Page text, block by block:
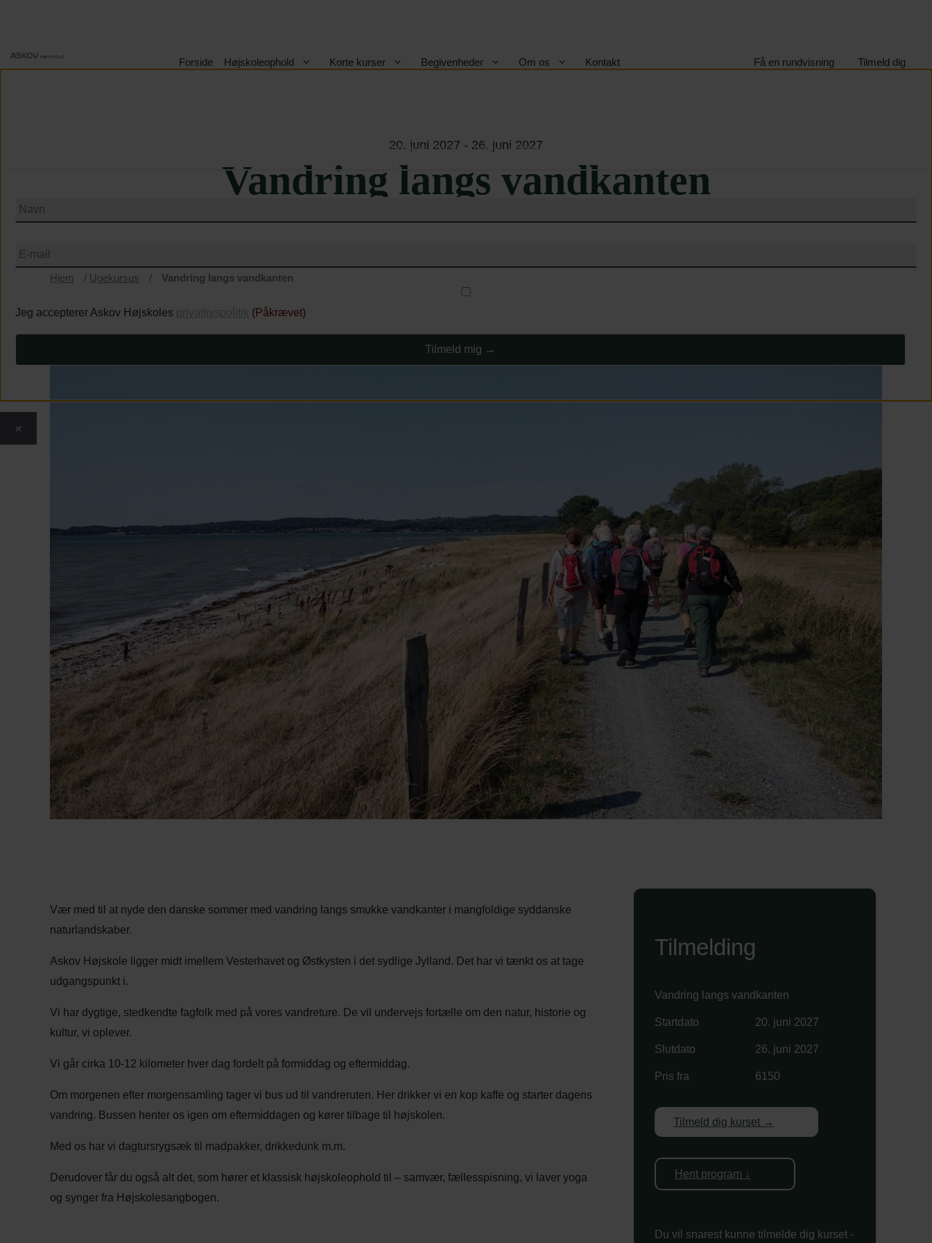
Forside
Højskoleophold Korte kurser Begivenheder Om os Kontakt Få en rundvisning Tilmeld dig
20. juni 2027 - 26. juni 2027
Vandring langs vandkanten
Hjem / Ugekursus / Vandring langs vandkanten
Vær med til at nyde den danske sommer med vandring langs smukke vandkanter i mangfoldige syddanske
naturlandskaber.
Askov Højskole ligger midt imellem Vesterhavet og Østkysten i det sydlige Jylland. Det har vi tænkt os at tage
udgangspunkt i.
Vi har dygtige, stedkendte fagfolk med på vores vandreture. De vil undervejs fortælle om den natur, historie og
kultur, vi oplever.
Vi går cirka 10-12 kilometer hver dag fordelt på formiddag og eftermiddag.
Om morgenen efter morgensamling tager vi bus ud til vandreruten. Her drikker vi en kop kaffe og starter dagens
vandring. Bussen henter os igen om eftermiddagen og kører tilbage til højskolen.
Med os har vi dagtursrygsæk til madpakker, drikkedunk m.m.
Derudover får du også alt det, som hører et klassisk højskoleophold til – samvær, fællesspisning, vi laver yoga
og synger fra Højskolesangbogen.
Tilmelding
Vandring langs vandkanten
Startdato 20. juni 2027
Slutdato 26. juni 2027
Pris fra 6150
Tilmeld dig kurset →
Hent program ↓
Du vil snarest kunne tilmelde dig kurset -
Vi skriver til dig ca. 1 gang i måneden
mail (Påkrævet)
betingelser
(Påkrævet)
Jeg accepterer Askov Højskoles privatlivspolitik (Påkrævet)
×